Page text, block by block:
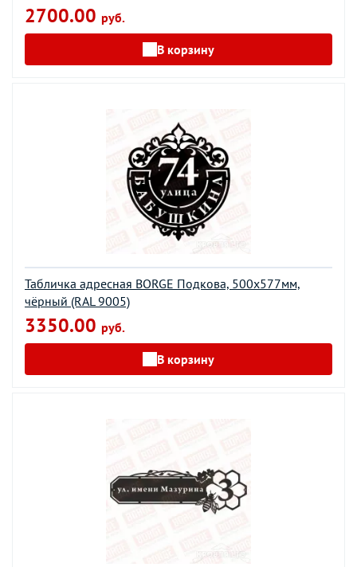
2700.00 руб.
В корзину
Табличка адресная BORGE Подкова, 500x577мм,
чёрный (RAL 9005)
3350.00 руб.
В корзину